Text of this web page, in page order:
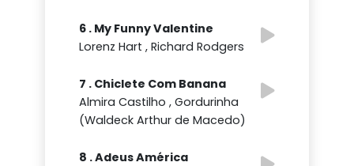
6 . My Funny Valentine
Lorenz Hart , Richard Rodgers
7 . Chiclete Com Banana
Almira Castilho , Gordurinha
(Waldeck Arthur de Macedo)
8 . Adeus América